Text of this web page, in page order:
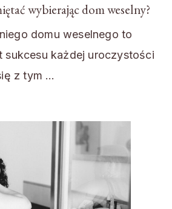
wybierając dom weselny?
domu weselnego to
sukcesu każdej uroczystości
z tym …